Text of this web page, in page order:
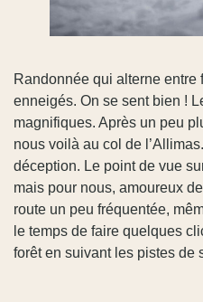
Randonnée qui alterne
enneigés. On se sent bien !
magnifiques. Après un peu
nous voilà au col de
déception. Le point de vue
mais pour nous, amoureux
route un peu fréquentée,
le temps de faire quelques
forêt en suivant les pistes de